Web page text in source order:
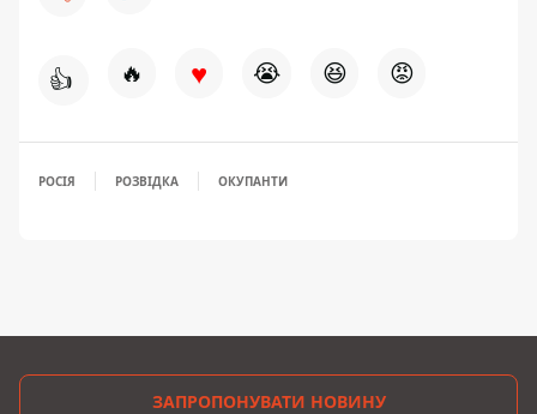
👍 🔥 ♥ 😭 😆 😡
РОСІЯ РОЗВІДКА ОКУПАНТИ
ЗАПРОПОНУВАТИ НОВИНУ